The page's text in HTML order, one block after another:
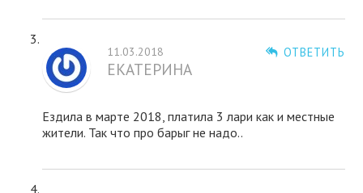
ОТВЕТИТЬ
11.03.2018
ЕКАТЕРИНА
Ездила в марте 2018, платила 3 лари как и местные
жители. Так что про барыг не надо..